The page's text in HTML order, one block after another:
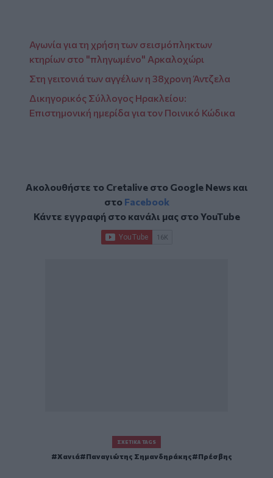
Αγωνία για τη χρήση των σεισμόπληκτων
κτηρίων στο "πληγωμένο" Αρκαλοχώρι
Στη γειτονιά των αγγέλων η 38χρονη Άντζελα
Δικηγορικός Σύλλογος Ηρακλείου:
Επιστημονική ημερίδα για τον Ποινικό Κώδικα
Ακολουθήστε το Cretalive στο Google Newsκαι
στο Facebook
Κάντε εγγραφή στο κανάλι μας στοYouTube
ΣΧΕΤΙΚΆ TAGS
Χανιά Παναγιώτης Σημανδηράκης Πρέσβης